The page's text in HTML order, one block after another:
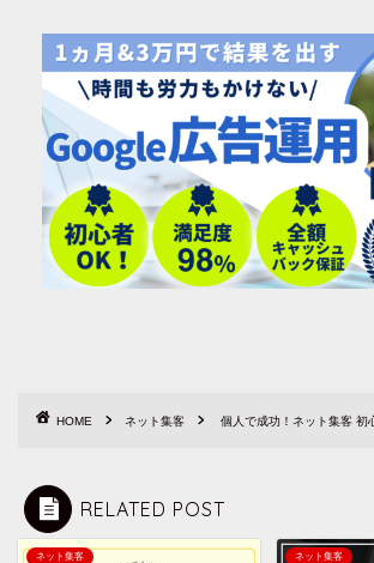
HOME ネット集客 個人で成功！ネット集客 初
RELATED POST
ネット集客 ネット集客